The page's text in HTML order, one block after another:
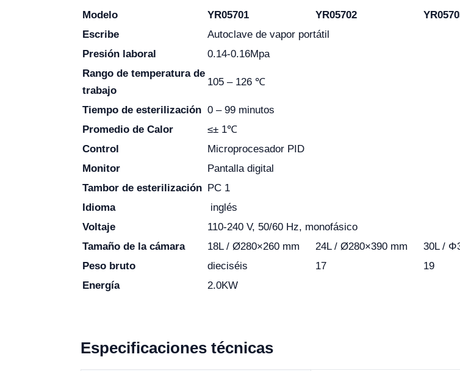
Modelo YR05701 YR05702
Escribe
Autoclave de vapor portátil
Presión laboral
0.14-0.16Mpa
Rango de temperatura de
trabajo
105 – 126 ℃
Tiempo de esterilización 0 – 99 minutos
Promedio de Calor
≤± 1℃
Control
Microprocesador PID
Monitor
Pantalla digital
Tambor de esterilización PC 1
Idioma
inglés
Voltaje
110-240 V, 50/60 Hz, monofásico
Tamaño de la cámara
18L / Ø280×260 mm 24L / Ø280×390 mm
30L /
Peso bruto
dieciséis 17
19
Energía
2.0KW
Especificaciones técnicas